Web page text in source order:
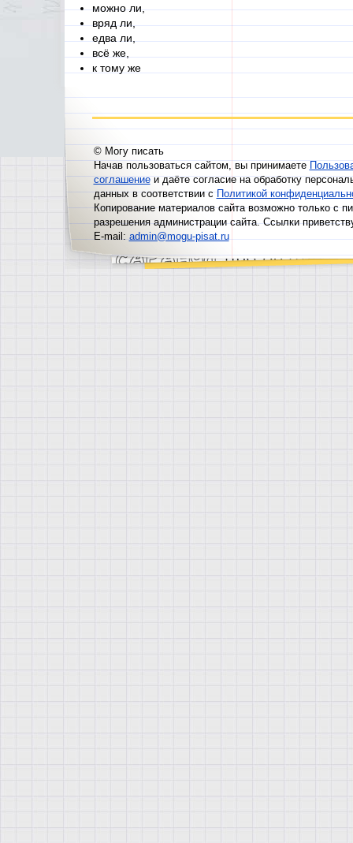
можно ли,
вряд ли,
едва ли,
всё же,
к тому же
© Могу писать
Начав пользоваться сайтом, вы принимаете
соглашениеи даёте согласие на обработку
данных в соответствии сПолитикой
Копирование материалов сайта возможно только с
разрешения администрации сайта. Ссылки
E-mail:admin@mogu-pisat.ru